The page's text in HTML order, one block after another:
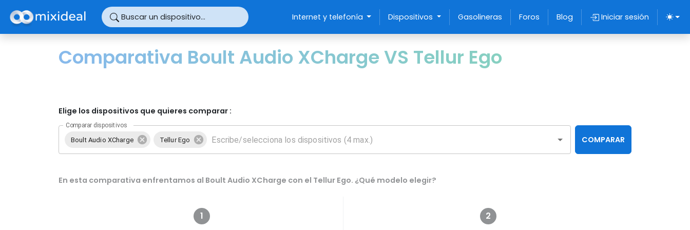
Buscar un dispositivo... Internet y telefonía Dispositivos Gasolineras Foros Blog Iniciar sesión
Comparativa Boult Audio XCharge VS Tellur Ego
Elige los dispositivos que quieres comparar :
Comparar dispositivos
Boult Audio XCharge Tellur Ego COMPARAR
En esta comparativa enfrentamos al Boult Audio XCharge con el Tellur Ego. ¿Qué modelo elegir?
1
2